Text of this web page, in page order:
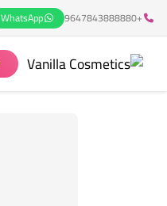
+9647843888880
WhatsApp